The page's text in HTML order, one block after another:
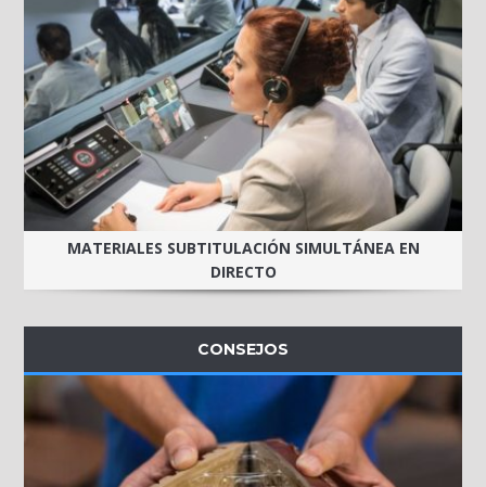
MATERIALES SUBTITULACIÓN SIMULTÁNEA EN
DIRECTO
CONSEJOS